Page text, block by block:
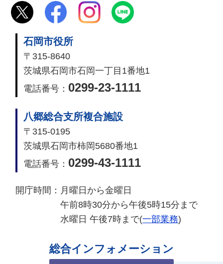
石岡市役所
〒315-8640
茨城県石岡市石岡一丁目1番地1
電話番号： 0299-23-1111
八郷総合支所複合施設
〒315-0195
茨城県石岡市柿岡5680番地1
電話番号： 0299-43-1111
開庁時間： 月曜日から金曜日
午前8時30分から午後5時15分まで
水曜日 午後7時まで(一部業務)
総合インフォメーション